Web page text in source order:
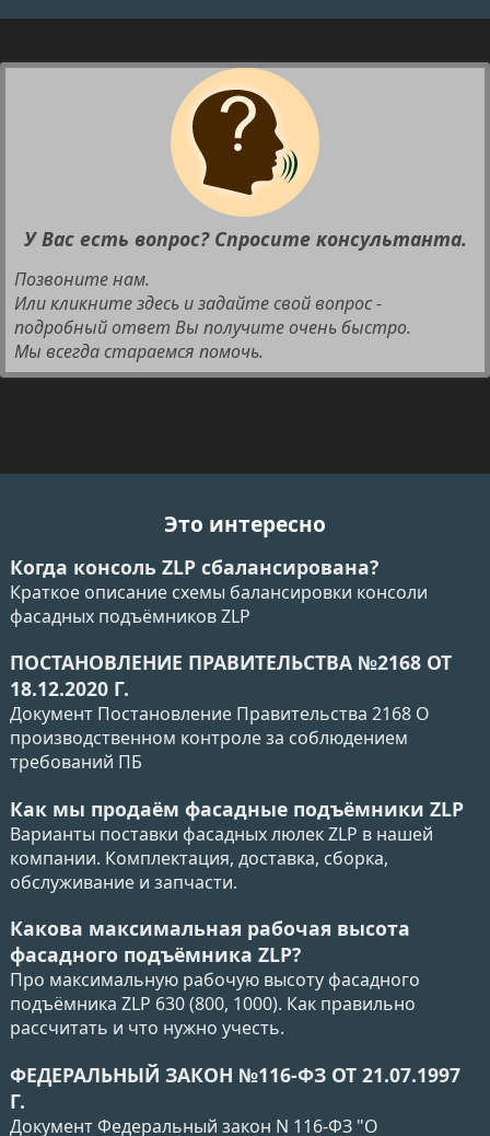
У Вас есть вопрос? Спросите консультанта.
Позвоните нам.
Или кликните здесь и задайте свой вопрос -
подробный ответ Вы получите очень быстро.
Мы всегда стараемся помочь.
Это интересно
Когда консоль ZLP сбалансирована?
Краткое описание схемы балансировки консоли
фасадных подъёмников ZLP
ПОСТАНОВЛЕНИЕ ПРАВИТЕЛЬСТВА №2168 ОТ
18.12.2020 Г.
Документ Постановление Правительства 2168 О
производственном контроле за соблюдением
требований ПБ
Как мы продаём фасадные подъёмники ZLP
Варианты поставки фасадных люлек ZLP в нашей
компании. Комплектация, доставка, сборка,
обслуживание и запчасти.
Какова максимальная рабочая высота
фасадного подъёмника ZLP?
Про максимальную рабочую высоту фасадного
подъёмника ZLP 630 (800, 1000). Как правильно
рассчитать и что нужно учесть.
ФЕДЕРАЛЬНЫЙ ЗАКОН №116-ФЗ ОТ 21.07.1997
Г.
Документ Федеральный закон N 116-ФЗ "О